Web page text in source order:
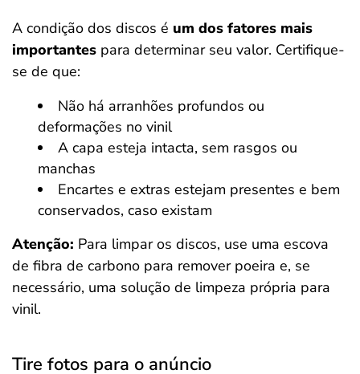
A condição dos discos é um dos fatores mais
importantes para determinar seu valor. Certifique-
se de que:
Não há arranhões profundos ou
deformações no vinil
A capa esteja intacta, sem rasgos ou
manchas
Encartes e extras estejam presentes e bem
conservados, caso existam
Atenção: Para limpar os discos, use uma escova
de fibra de carbono para remover poeira e, se
necessário, uma solução de limpeza própria para
vinil.
Tire fotos para o anúncio